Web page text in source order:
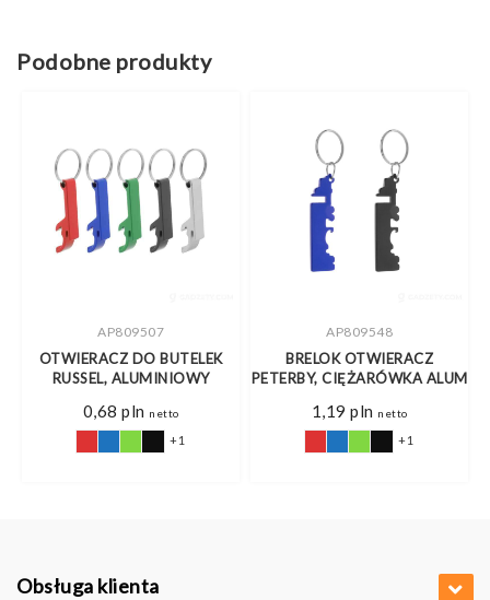
Podobne produkty
AP809507
OTWIERACZ DO BUTELEK
RUSSEL, ALUMINIOWY
0,68 pln netto
+1
AP809548
BRELOK OTWIERACZ
PETERBY, CIĘŻARÓWKA ALUM
1,19 pln netto
+1
Obsługa klienta